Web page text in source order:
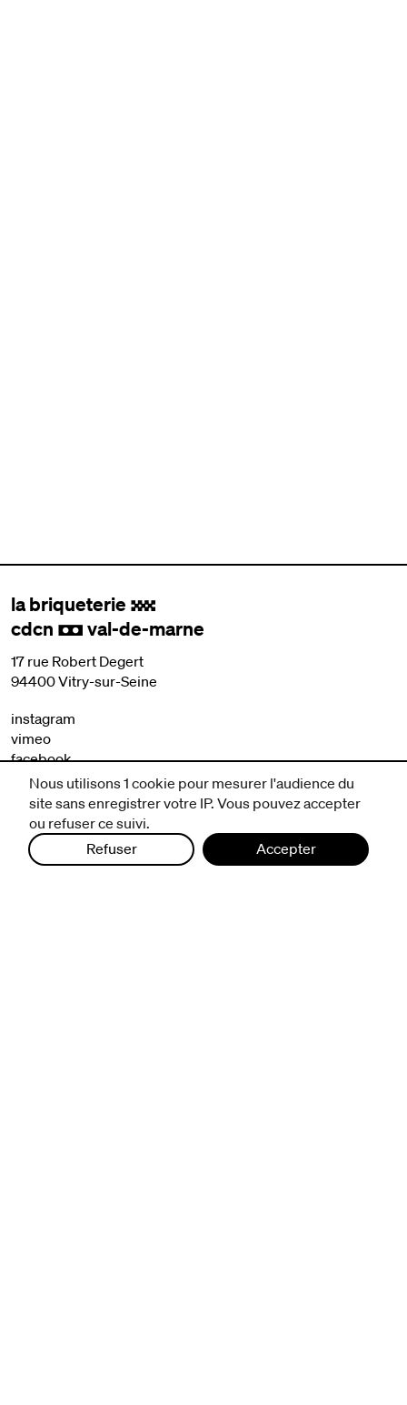
la briqueterie .
cdcn , val-de-marne
17 rue Robert Degert
94400 Vitry-sur-Seine
instagram
vimeo
facebook
nous contacter
mentions légales et CGV
politique de protection des données
Nous utilisons 1 cookie pour mesurer l'audience du
site sans enregistrer votre IP. Vous pouvez accepter
ou refuser ce suivi.
Refuser
Accepter